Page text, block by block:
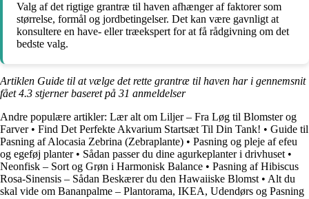
Valg af det rigtige grantræ til haven afhænger af faktorer som
størrelse, formål og jordbetingelser. Det kan være gavnligt at
konsultere en have- eller træekspert for at få rådgivning om det
bedste valg.
Artiklen Guide til at vælge det rette grantræ til haven har i gennemsnit
fået4.3 stjerner baseret på 31 anmeldelser
Andre populære artikler: Lær alt om Liljer – Fra Løg til Blomster og
Farver• Find Det Perfekte Akvarium Startsæt Til Din Tank! • Guide til
Pasning af Alocasia Zebrina (Zebraplante) • Pasning og pleje af efeu
og egeføj planter• Sådan passer du dine agurkeplanter i drivhuset •
Neonfisk – Sort og Grøn i Harmonisk Balance • Pasning af Hibiscus
Rosa-Sinensis – Sådan Beskærer du den Hawaiiske Blomst • Alt du
skal vide om Bananpalme – Plantorama, IKEA, Udendørs og Pasning